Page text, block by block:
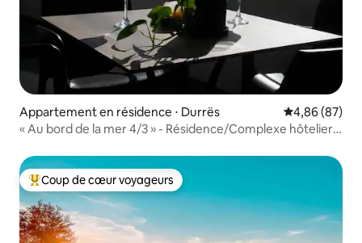
Appartement en résidence ⋅ Durrës Évaluation
4,86 (87)
« Au bord de la mer 4/3 » - Résidence/Complexe hôtelier
Coups de cœur voyageurs les plus appréciés
Coup de cœur voyageurs